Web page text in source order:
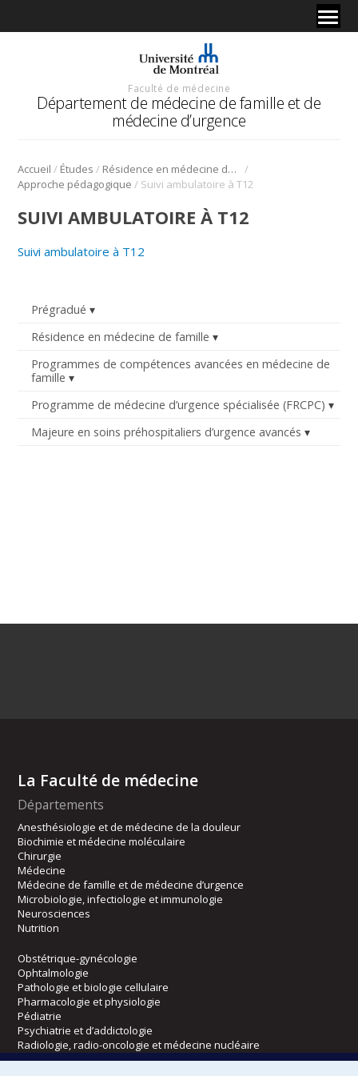
Faculté de médecine
Département de médecine de famille et de
médecine d’urgence
Accueil / Études / Résidence en médecine de famille
/
Approche pédagogique / Suivi ambulatoire à T12
Prégradué
Résidence en médecine de famille
Programmes de compétences avancées en médecine de
famille
Programme de médecine d’urgence spécialisée (FRCPC)
Majeure en soins préhospitaliers d’urgence avancés
SUIVI AMBULATOIRE À T12
Suivi ambulatoire à T12
La Faculté de médecine
Départements
Anesthésiologie et de médecine de la douleur
Biochimie et médecine moléculaire
Chirurgie
Médecine
Médecine de famille et de médecine d’urgence
Microbiologie, infectiologie et immunologie
Neurosciences
Nutrition
Obstétrique-gynécologie
Ophtalmologie
Pathologie et biologie cellulaire
Pharmacologie et physiologie
Pédiatrie
Psychiatrie et d’addictologie
Radiologie, radio-oncologie et médecine nucléaire